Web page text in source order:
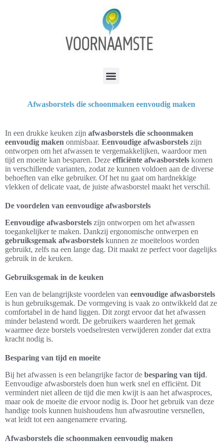
Afwasborstels die schoonmaken eenvoudig maken
In een drukke keuken zijn afwasborstels die schoonmaken
eenvoudig maken onmisbaar. Eenvoudige afwasborstels zijn
ontworpen om het afwassen te vergemakkelijken, waardoor men
tijd en moeite kan besparen. Deze efficiënte afwasborstels komen
in verschillende varianten, zodat ze kunnen voldoen aan de diverse
behoeften van elke gebruiker. Of het nu gaat om hardnekkige
vlekken of delicate vaat, de juiste afwasborstel maakt het verschil.
De voordelen van eenvoudige afwasborstels
Eenvoudige afwasborstels zijn ontworpen om het afwassen
toegankelijker te maken. Dankzij ergonomische ontwerpen en
gebruiksgemak afwasborstels kunnen ze moeiteloos worden
gebruikt, zelfs na een lange dag. Dit maakt ze perfect voor dagelijks
gebruik in de keuken.
Gebruiksgemak in de keuken
Een van de belangrijkste voordelen van eenvoudige afwasborstels
is hun gebruiksgemak. De vormgeving is vaak zo ontwikkeld dat ze
comfortabel in de hand liggen. Dit zorgt ervoor dat het afwassen
minder belastend wordt. De gebruikers waarderen het gemak
waarmee deze borstels voedselresten verwijderen zonder dat extra
kracht nodig is.
Besparing van tijd en moeite
Bij het afwassen is een belangrijke factor de besparing van tijd.
Eenvoudige afwasborstels doen hun werk snel en efficiënt. Dit
vermindert niet alleen de tijd die men kwijt is aan het afwasproces,
maar ook de moeite die ervoor nodig is. Door het gebruik van deze
handige tools kunnen huishoudens hun afwasroutine versnellen,
wat leidt tot een aangenamere ervaring.
Afwasborstels die schoonmaken eenvoudig maken